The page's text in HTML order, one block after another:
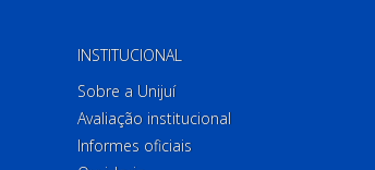
INSTITUCIONAL
Sobre a Unijuí
Avaliação institucional
Informes oficiais